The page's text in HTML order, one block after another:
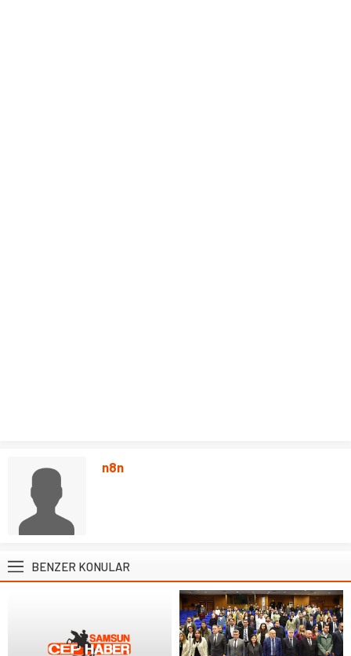
n8n
BENZER KONULAR